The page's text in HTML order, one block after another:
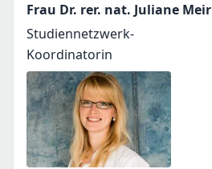
Frau Dr. rer. nat. Juliane Meir
Studiennetzwerk-
Koordinatorin